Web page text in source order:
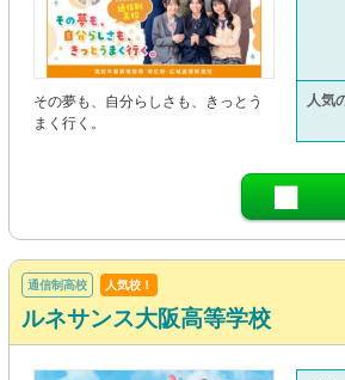
その夢も、自分らしさも、きっとう
まく行く。
人気
通信制高校 人気校！
ルネサンス大阪高等学校